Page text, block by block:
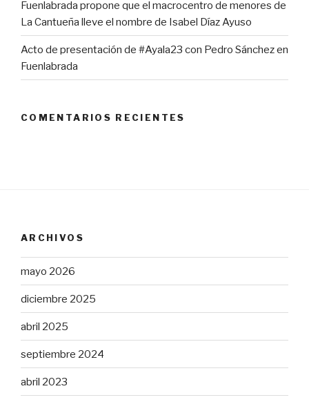
Fuenlabrada propone que el macrocentro de menores de
La Cantueña lleve el nombre de Isabel Díaz Ayuso
Acto de presentación de #Ayala23 con Pedro Sánchez en
Fuenlabrada
COMENTARIOS RECIENTES
ARCHIVOS
mayo 2026
diciembre 2025
abril 2025
septiembre 2024
abril 2023